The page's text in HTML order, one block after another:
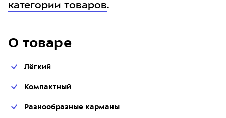
О товаре
Лёгкий
Компактный
Разнообразные карманы
категории товаров.